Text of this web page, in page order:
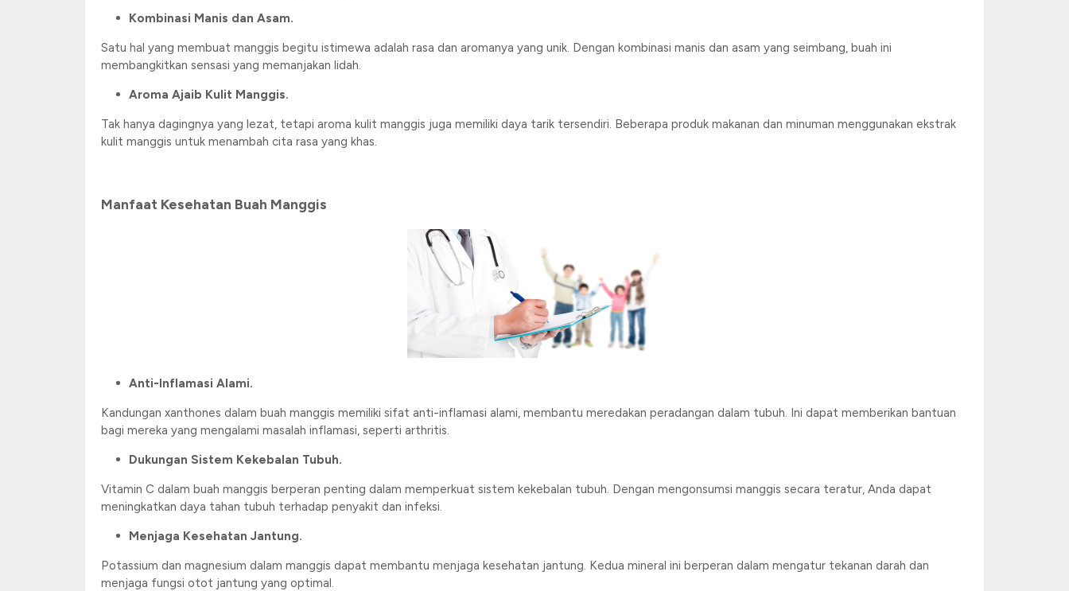
Kombinasi Manis dan Asam.
Satu hal yang membuat manggis begitu istimewa adalah rasa dan aromanya yang unik. Dengan kombinasi manis dan asam yang seimbang, buah ini
membangkitkan sensasi yang memanjakan lidah.
Aroma Ajaib Kulit Manggis.
Tak hanya dagingnya yang lezat, tetapi aroma kulit manggis juga memiliki daya tarik tersendiri. Beberapa produk makanan dan minuman menggunakan ekstrak
kulit manggis untuk menambah cita rasa yang khas.
Manfaat Kesehatan Buah Manggis
Anti-Inflamasi Alami.
Kandungan xanthones dalam buah manggis memiliki sifat anti-inflamasi alami, membantu meredakan peradangan dalam tubuh. Ini dapat memberikan bantuan
bagi mereka yang mengalami masalah inflamasi, seperti arthritis.
Dukungan Sistem Kekebalan Tubuh.
Vitamin C dalam buah manggis berperan penting dalam memperkuat sistem kekebalan tubuh. Dengan mengonsumsi manggis secara teratur, Anda dapat
meningkatkan daya tahan tubuh terhadap penyakit dan infeksi.
Menjaga Kesehatan Jantung.
Potassium dan magnesium dalam manggis dapat membantu menjaga kesehatan jantung. Kedua mineral ini berperan dalam mengatur tekanan darah dan
menjaga fungsi otot jantung yang optimal.